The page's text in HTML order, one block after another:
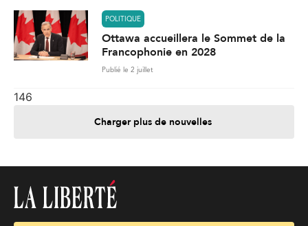
POLITIQUE
Ottawa accueillera le Sommet de la
Francophonie en 2028
Publié le 2 juillet
146
Charger plus de nouvelles